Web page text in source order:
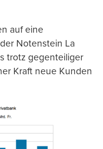
auf eine
Notenstein La
trotz gegenteiliger
Kraft neue Kunden